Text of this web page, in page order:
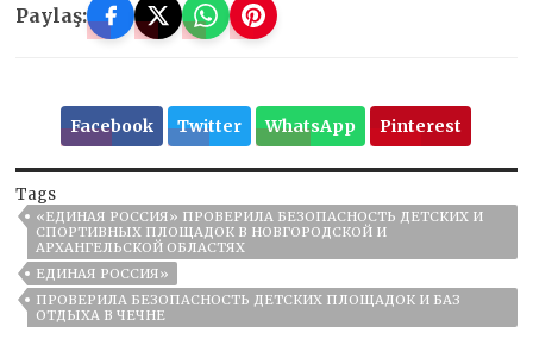
Paylaş:
Facebook Twitter WhatsApp Pinterest
Tags
«ЕДИНАЯ РОССИЯ» ПРОВЕРИЛА БЕЗОПАСНОСТЬ ДЕТСКИХ И
СПОРТИВНЫХ ПЛОЩАДОК В НОВГОРОДСКОЙ И
АРХАНГЕЛЬСКОЙ ОБЛАСТЯХ
ЕДИНАЯ РОССИЯ»
ПРОВЕРИЛА БЕЗОПАСНОСТЬ ДЕТСКИХ ПЛОЩАДОК И БАЗ
ОТДЫХА В ЧЕЧНЕ